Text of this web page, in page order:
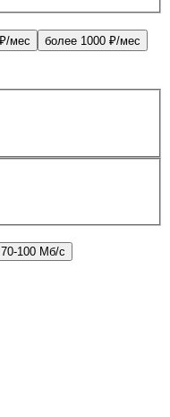
мес более 1000 ₽/мес
70-100 Мб/с